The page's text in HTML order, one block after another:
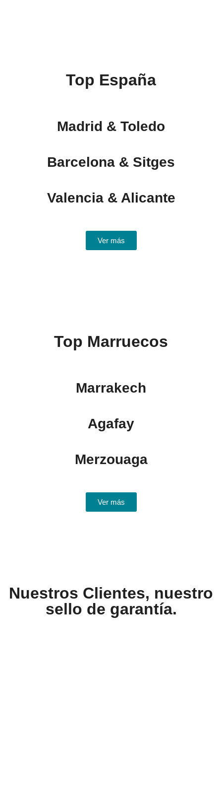
Top España
Madrid & Toledo
Barcelona & Sitges
Valencia & Alicante
Ver más
Top Marruecos
Marrakech
Agafay
Merzouaga
Ver más
Nuestros Clientes, nuestro
sello de garantía.